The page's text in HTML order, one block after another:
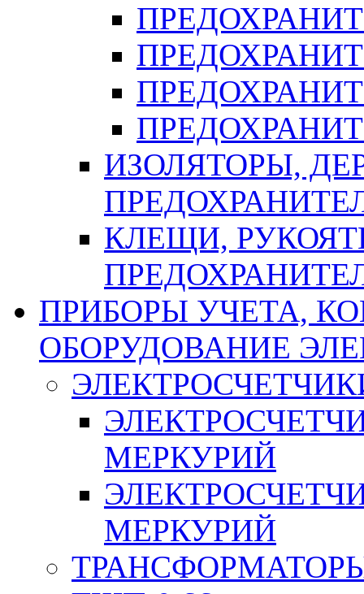
ИЗОЛЯТОРЫ,
КЛЕЩИ,
ПРИБОРЫ УЧЕТА,
ОБОРУДОВАНИЕ
МЕРКУРИЙ
МЕРКУРИЙ